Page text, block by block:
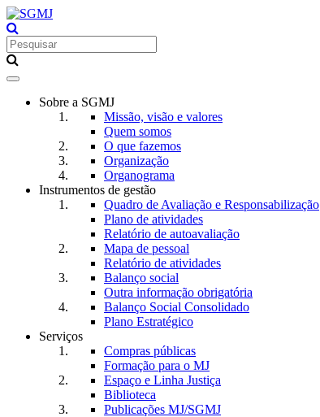
Toggle
navigationSobre a SGMJ
Missão, visão e valores
Quem somos
O que fazemos
Organização
Organograma
Instrumentos de gestão
Quadro de Avaliação e Responsabilização
Plano de atividades
Relatório de autoavaliação
Mapa de pessoal
Relatório de atividades
Balanço social
Outra informação obrigatória
Balanço Social Consolidado
Plano Estratégico
Serviços
Compras públicas
Formação para o MJ
Espaço e Linha Justiça
Biblioteca
Publicações MJ/SGMJ